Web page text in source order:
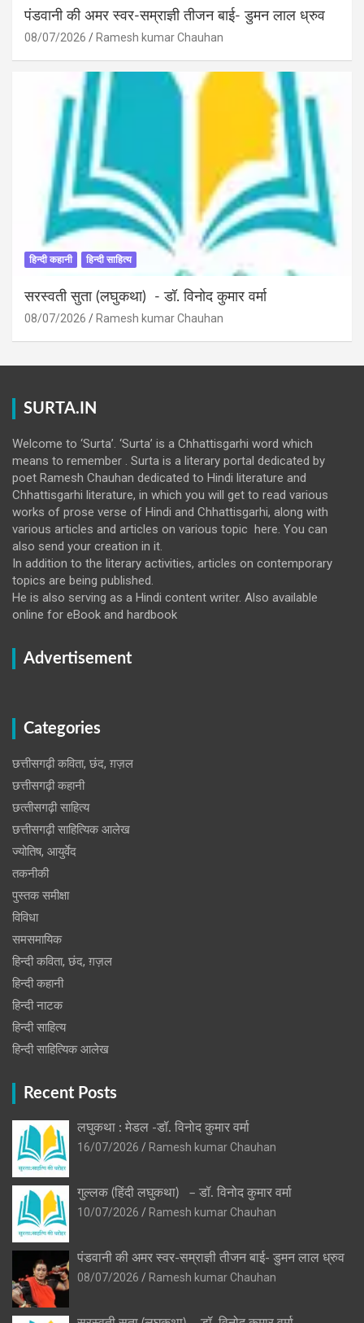
पंडवानी की अमर स्वर-सम्राज्ञी तीजन बाई- डुमन लाल ध्रुव
08/07/2026 Ramesh kumar Chauhan
हिन्दी कहानी हिन्दी साहित्य
सरस्वती सुता (लघुकथा) ​- डॉ. विनोद कुमार वर्मा
08/07/2026 Ramesh kumar Chauhan
SURTA.IN
Welcome to ‘Surta’. ‘Surta’ is a Chhattisgarhi word which
means to remember . Surta is a literary portal dedicated by
poet Ramesh Chauhan dedicated to Hindi literature and
Chhattisgarhi literature, in which you will get to read various
works of prose verse of Hindi and Chhattisgarhi, along with
various articles and articles on various topic here. You can
also send your creation in it.
In addition to the literary activities, articles on contemporary
topics are being published.
He is also serving as a Hindi content writer. Also available
online for eBook and hardbook
Advertisement
Categories
छत्तीसगढ़ी कविता, छंद, ग़ज़ल
छत्तीसगढ़ी कहानी
छत्‍तीसगढ़ी साहित्‍य
छत्तीसगढ़ी साहित्यिक आलेख
ज्योतिष, आयुर्वेद
तकनीकी
पुस्‍तक समीक्षा
विविधा
समसमायिक
हिन्दी कविता, छंद, ग़ज़ल
हिन्दी कहानी
हिन्‍दी नाटक
हिन्दी साहित्य
हिन्दी साहित्यिक आलेख
Recent Posts
लघुकथा : मेडल -डॉ. विनोद कुमार वर्मा
16/07/2026
Ramesh kumar Chauhan
गुल्लक (हिंदी लघुकथा) – डॉ. विनोद कुमार वर्मा
10/07/2026
Ramesh kumar Chauhan
पंडवानी की अमर स्वर-सम्राज्ञी तीजन बाई- डुमन लाल ध्रुव
08/07/2026
Ramesh kumar Chauhan